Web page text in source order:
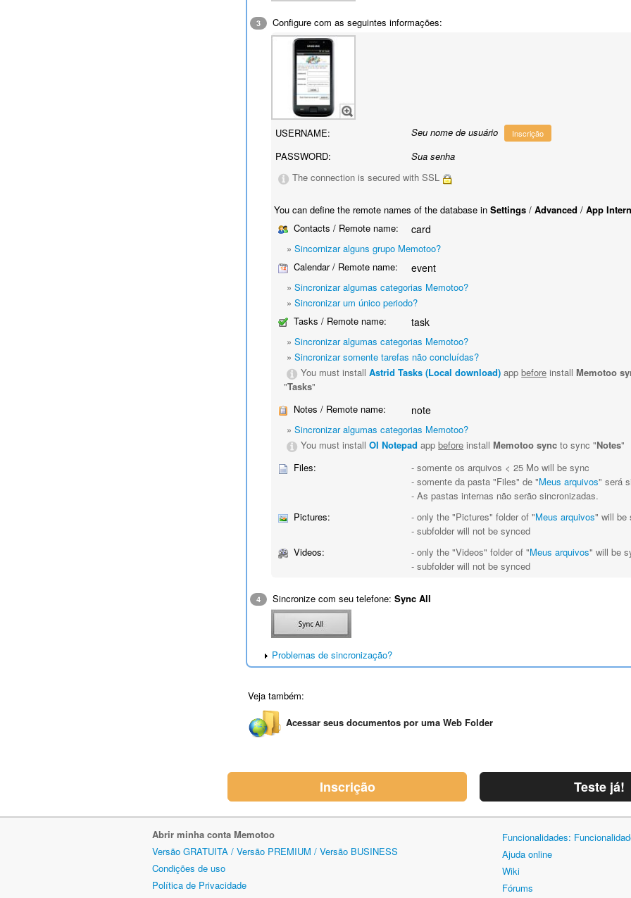
3 Configure com as seguintes informações:
USERNAME: Seu nome de usuário Inscrição
PASSWORD:
Sua senha
The connection is secured with SSL
You can define the remote names of the database inSettings /Advanced /App
Contacts / Remote name:
card
»Sincornizar alguns grupo Memotoo?
Calendar / Remote name:
event
»Sincronizar algumas categorias Memotoo?
»Sincronizar um único periodo?
Tasks / Remote name:
task
»Sincronizar algumas categorias Memotoo?
»Sincronizar somente tarefas não concluídas?
You must installAstrid Tasks (Local download) appbefore install Memotoo
"Tasks"
Notes / Remote name:
note
»Sincronizar algumas categorias Memotoo?
You must installOI Notepad appbefore install Memotoo sync to sync "Notes"
Files:
- somente os arquivos < 25 Mo will be sync
- somente da pasta "Files" de "Meus arquivos" será
- As pastas internas não serão sincronizadas.
Pictures:
- only the "Pictures" folder of "Meus arquivos" will be
- subfolder will not be synced
Videos:
- only the "Videos" folder of "Meus arquivos" will be
- subfolder will not be synced
4 Sincronize com seu telefone:Sync All
Problemas de sincronização?
Veja também:
Acessar seus documentos por uma Web Folder
Inscrição Teste já!
Abrir minha conta Memotoo
Versão GRATUITA / Versão PREMIUM / Versão BUSINESS
Condições de uso
Política de Privacidade
Funcionalidades:
Ajuda online
Wiki
Fórums